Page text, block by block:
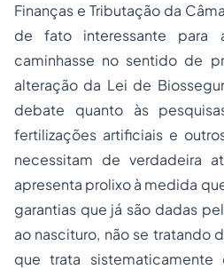
Finanças e Tributação da
de fato interessante para
caminhasse no sentido de
alteração da Lei de
debate quanto às
fertilizações artificiais e
necessitam de verdadeira
apresenta prolixo à medida
garantias que já são dadas
ao nascituro, não se tratando
que trata sistematicamente